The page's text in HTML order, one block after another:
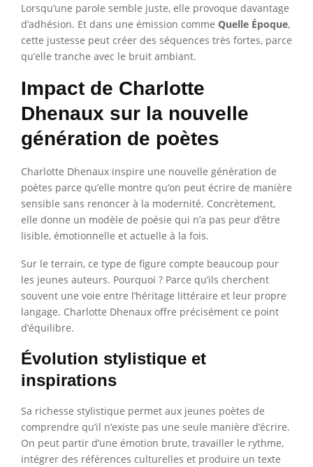
Lorsqu’une parole semble juste, elle provoque davantage
d’adhésion. Et dans une émission comme Quelle Époque,
cette justesse peut créer des séquences très fortes, parce
qu’elle tranche avec le bruit ambiant.
Impact de Charlotte
Dhenaux sur la nouvelle
génération de poètes
Charlotte Dhenaux inspire une nouvelle génération de
poètes parce qu’elle montre qu’on peut écrire de manière
sensible sans renoncer à la modernité. Concrètement,
elle donne un modèle de poésie qui n’a pas peur d’être
lisible, émotionnelle et actuelle à la fois.
Sur le terrain, ce type de figure compte beaucoup pour
les jeunes auteurs. Pourquoi ? Parce qu’ils cherchent
souvent une voie entre l’héritage littéraire et leur propre
langage. Charlotte Dhenaux offre précisément ce point
d’équilibre.
Évolution stylistique et
inspirations
Sa richesse stylistique permet aux jeunes poètes de
comprendre qu’il n’existe pas une seule manière d’écrire.
On peut partir d’une émotion brute, travailler le rythme,
intégrer des références culturelles et produire un texte